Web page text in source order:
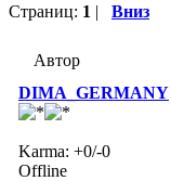
Страниц: 1 | Вниз
Автор
DIMA_GERMANY
Karma: +0/-0
Offline